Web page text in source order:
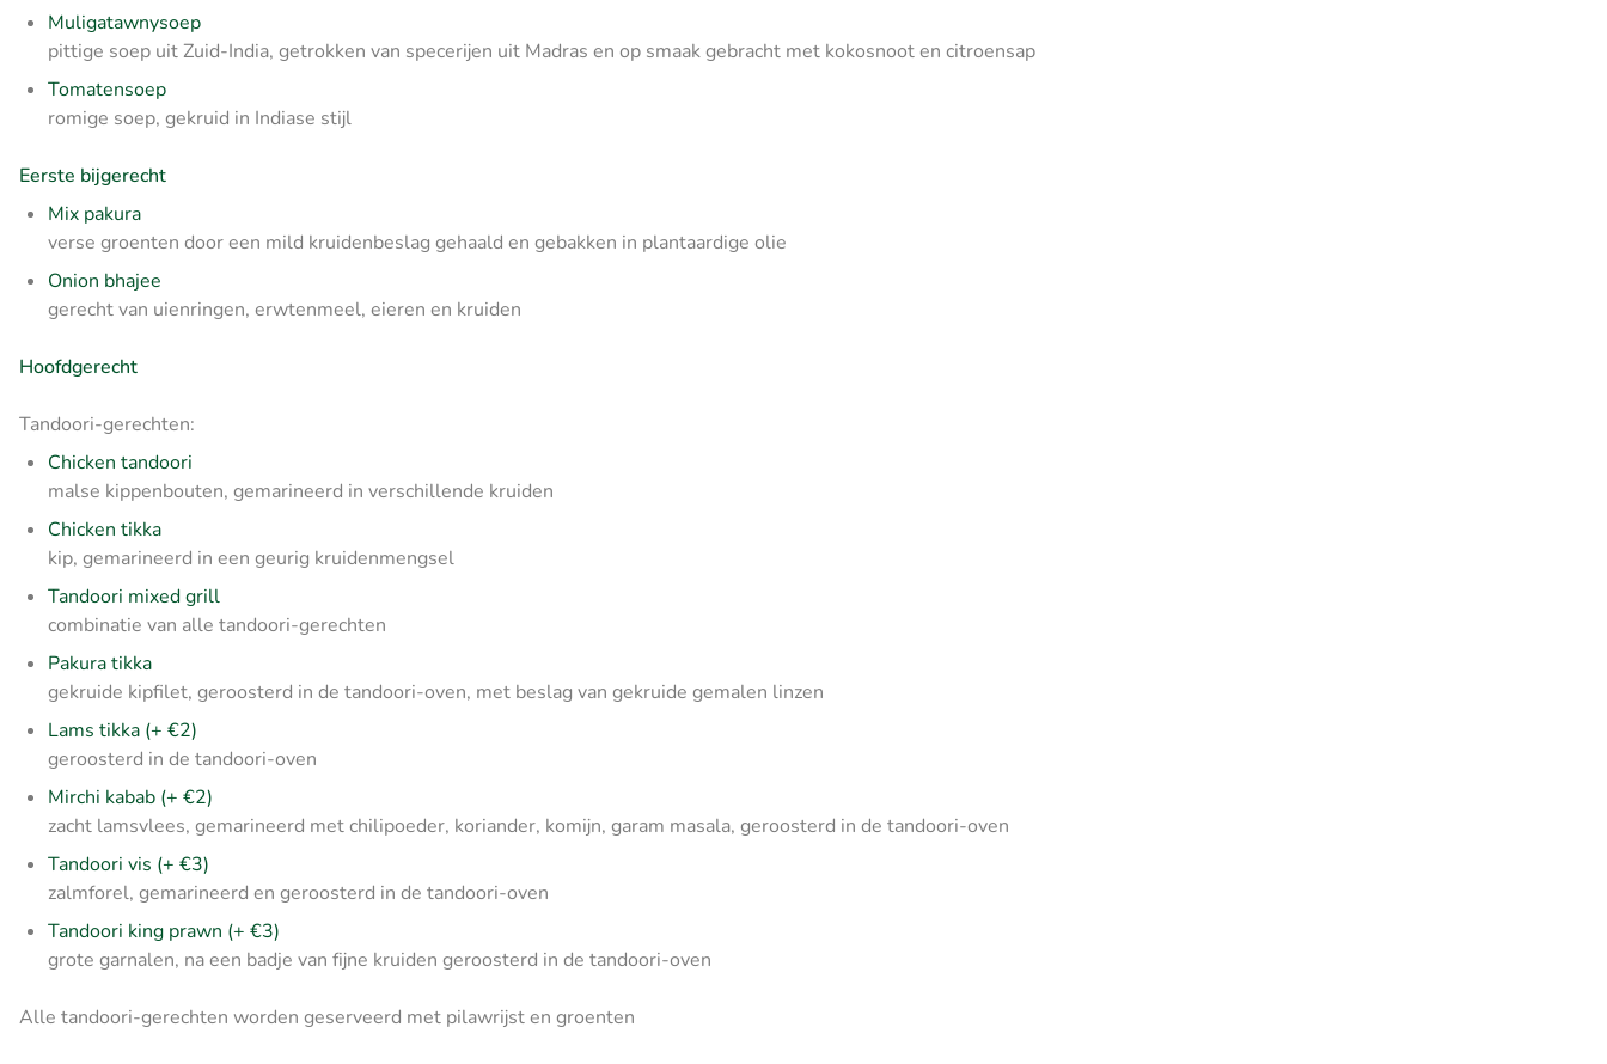
Muligatawnysoep
pittige soep uit Zuid-India, getrokken van specerijen uit Madras en op smaak gebracht met kokosnoot en citroensap
Tomatensoep
romige soep, gekruid in Indiase stijl
Eerste bijgerecht
Mix pakura
verse groenten door een mild kruidenbeslag gehaald en gebakken in plantaardige olie
Onion bhajee
gerecht van uienringen, erwtenmeel, eieren en kruiden
Hoofdgerecht
Tandoori-gerechten:
Chicken tandoori
malse kippenbouten, gemarineerd in verschillende kruiden
Chicken tikka
kip, gemarineerd in een geurig kruidenmengsel
Tandoori mixed grill
combinatie van alle tandoori-gerechten
Pakura tikka
gekruide kipfilet, geroosterd in de tandoori-oven, met beslag van gekruide gemalen linzen
Lams tikka (+ €2)
geroosterd in de tandoori-oven
Mirchi kabab (+ €2)
zacht lamsvlees, gemarineerd met chilipoeder, koriander, komijn, garam masala, geroosterd in de tandoori-oven
Tandoori vis (+ €3)
zalmforel, gemarineerd en geroosterd in de tandoori-oven
Tandoori king prawn (+ €3)
grote garnalen, na een badje van fijne kruiden geroosterd in de tandoori-oven
Alle tandoori-gerechten worden geserveerd met pilawrijst en groenten